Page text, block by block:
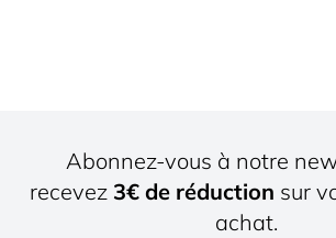
Abonnez-vous à notre
recevez 3€ de réduction sur
achat.